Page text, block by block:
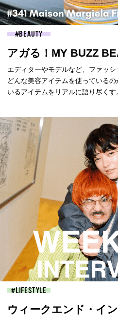
BEAUTY
アガる！MY BUZZ
エディターやモデルなど、ファッ
どんな美容アイテムを使っている
いるアイテムをリアルに語り尽くす
LIFESTYLE
ウィークエンド・イ